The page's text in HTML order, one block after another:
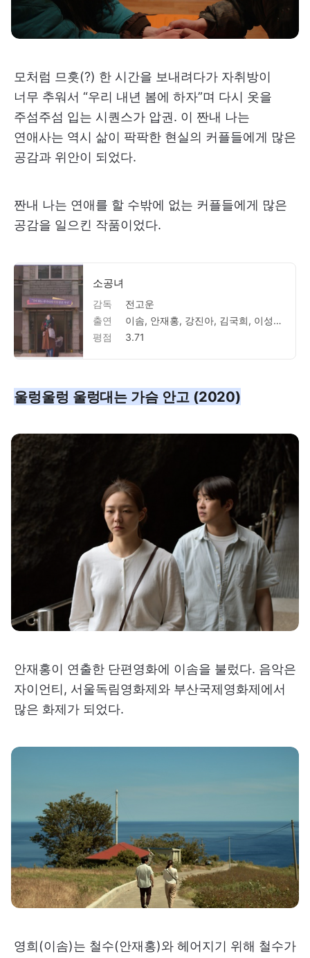
모처럼 므흣(?) 한 시간을 보내려다가 자취방이
너무 추워서 “우리 내년 봄에 하자”며 다시 옷을
주섬주섬 입는 시퀀스가 압권. 이 짠내 나는
연애사는 역시 삶이 팍팍한 현실의 커플들에게 많은
공감과 위안이 되었다.
짠내 나는 연애를 할 수밖에 없는 커플들에게 많은
공감을 일으킨 작품이었다.
소공녀
감독
전고운
출연
이솜, 안재홍, 강진아, 김국희, 이성욱, 최덕문, 김재화, 박지영, 조수향, 김예은, 진선미, 차재현, 김재록, 김민경, 정보람, 황혜림, 전고운, 김순모, 김태수, 고봉곤, 박용기, 김남숙, 권현정, 김소희
평점
3.71
울렁울렁 울렁대는 가슴 안고 (2020)
안재홍이 연출한 단편영화에 이솜을 불렀다. 음악은
자이언티, 서울독림영화제와 부산국제영화제에서
많은 화제가 되었다.
영희(이솜)는 철수(안재홍)와 헤어지기 위해 철수가